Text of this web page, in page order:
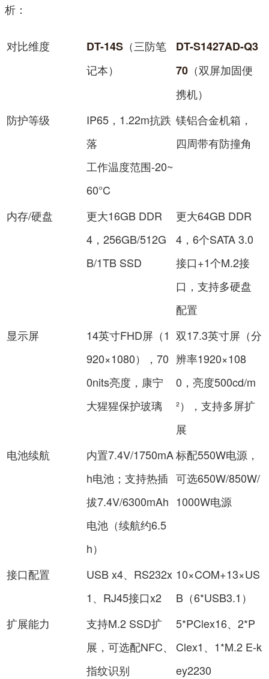
析：
对比维度 DT-14S （三防笔
记本）
DT-S1427AD-Q3
70 （双屏加固便
携机）
防护等级
IP65，1.22m抗跌
落
工作温度范围-20~
60°C
镁铝合金机箱，
四周带有防撞角
内存/硬盘
更大16GB DDR
4，256GB/512G
B/1TB SSD
更大64GB DDR
4，6个SATA 3.0
接口+1个M.2接
口，支持多硬盘
配置
显示屏
14英寸FHD屏（1
920×1080），70
0nits亮度，康宁
大猩猩保护玻璃
双17.3英寸屏（分
辨率1920×108
0，亮度500cd/m
²），支持多屏扩
展
电池续航
内置7.4V/1750mA
h电池；支持热插
拔7.4V/6300mAh
电池（续航约6.5
h）
标配550W电源，
可选650W/850W/
1000W电源
接口配置
USB x4、RS232x
1、RJ45接口x2
10×COM+13×US
B（6*USB3.1）
扩展能力
支持M.2 SSD扩
展，可选配NFC、
指纹识别
5*PClex16、2*P
Clex1、 1*M.2 E-k
ey2230